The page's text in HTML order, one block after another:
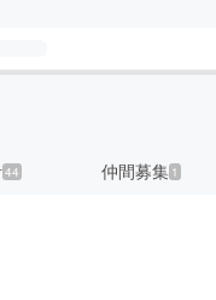
44 仲間募集 1